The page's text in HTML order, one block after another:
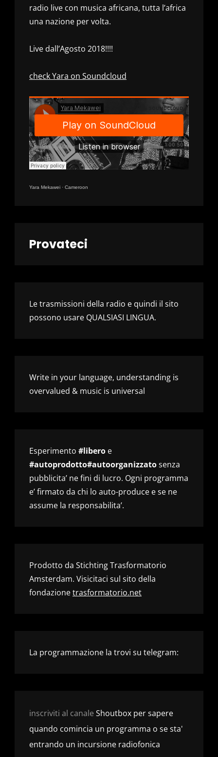
radio live con musica africana, tutta l’africa
una nazione per volta.
Live dall’Agosto 2018!!!!
check Yara on Soundcloud
Yara Mekawei · Cameroon
Provateci
Le trasmissioni della radio e quindi il sito
possono usare QUALSIASI LINGUA.
Write in your language, understanding is
overvalued & music is universal
Esperimento #libero e
#autoprodotto#autoorganizzatosenza
pubblicita’ ne fini di lucro. Ogni programma
e’ firmato da chi lo auto-produce e se ne
assume la responsabilita’.
Prodotto da Stichting Trasformatorio
Amsterdam. Visicitaci sul sito della
fondazionetrasformatorio.net
La programmazione la trovi su telegram:
inscriviti al canale Shoutbox per sapere
quando comincia un programma o se sta'
entrando un incursione radiofonica